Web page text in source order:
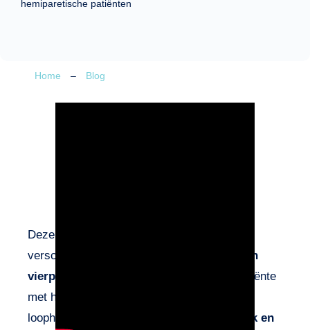
hemiparetische patiënten
Home – Blog
Deze vergelijkende video laat de grote
verschillen zien tussen
het gebruik van een
vierpootsstok
bij een patiënte
met hemiparese. De verandering van
loophulpmiddel
verandert de loopdynamiek en